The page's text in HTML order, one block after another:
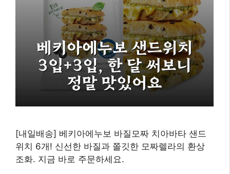
[내일배송] 베키아에누보 바질모짜 치아바타 샌드
위치 6개! 신선한 바질과 쫄깃한 모짜렐라의 환상
조화. 지금 바로 주문하세요.